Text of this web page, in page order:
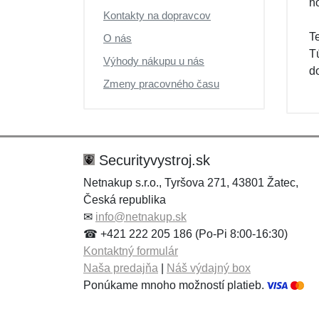
Kontakty na dopravcov
O nás
Výhody nákupu u nás
Zmeny pracovného času
Securityvystroj.sk
Netnakup s.r.o., Tyršova 271, 43801 Žatec,
Česká republika
✉ info@netnakup.sk
☎ +421 222 205 186 (Po-Pi 8:00-16:30)
Kontaktný formulár
Naša predajňa
Náš výdajný box
Ponúkame mnoho možností platieb.